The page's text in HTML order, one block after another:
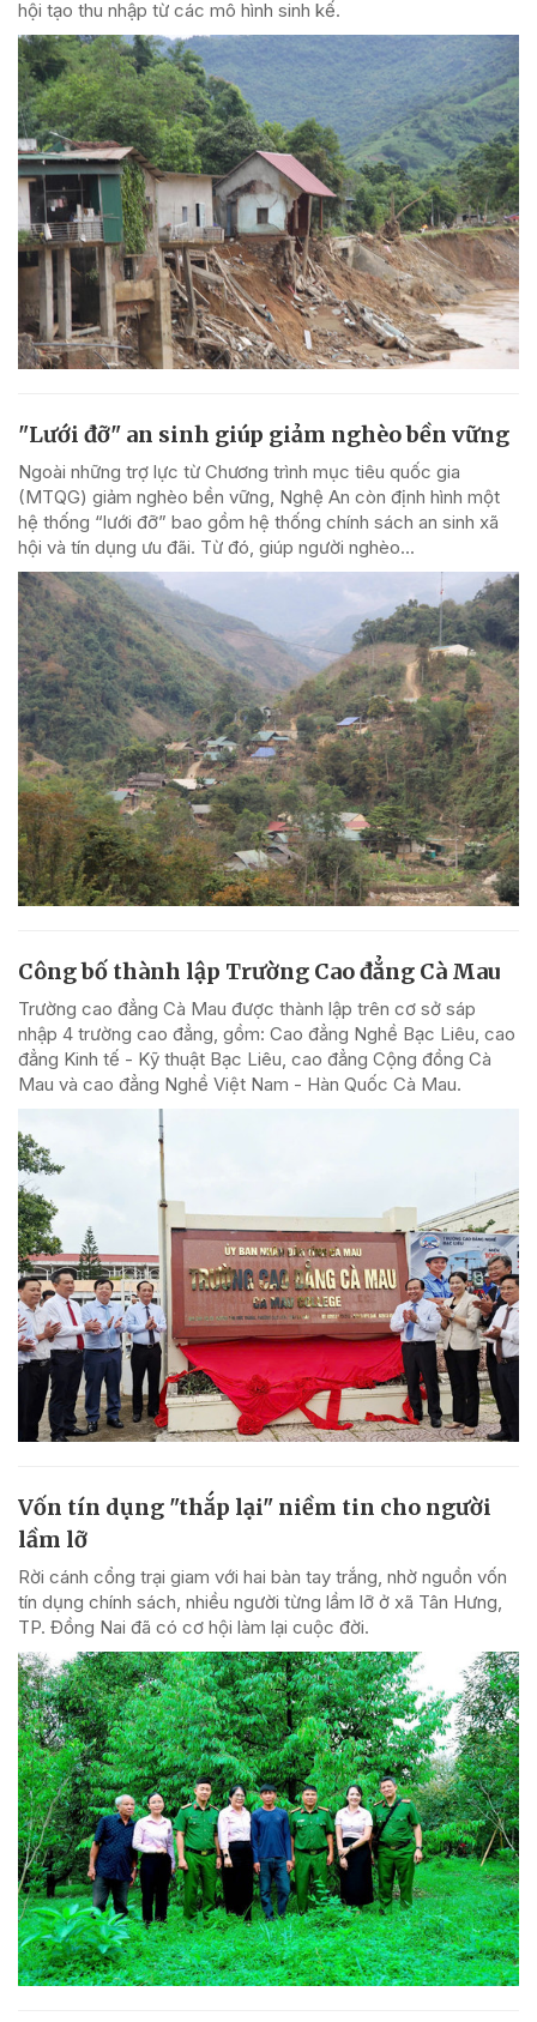
hội tạo thu nhập từ các mô hình sinh kế.
"Lưới đỡ" an sinh giúp giảm nghèo bền vững
Ngoài những trợ lực từ Chương trình mục tiêu quốc gia
(MTQG) giảm nghèo bền vững, Nghệ An còn định hình một
hệ thống “lưới đỡ” bao gồm hệ thống chính sách an sinh xã
hội và tín dụng ưu đãi. Từ đó, giúp người nghèo...
Công bố thành lập Trường Cao đẳng Cà Mau
Trường cao đẳng Cà Mau được thành lập trên cơ sở sáp
nhập 4 trường cao đẳng, gồm: Cao đẳng Nghề Bạc Liêu, cao
đẳng Kinh tế - Kỹ thuật Bạc Liêu, cao đẳng Cộng đồng Cà
Mau và cao đẳng Nghề Việt Nam - Hàn Quốc Cà Mau.
Vốn tín dụng "thắp lại" niềm tin cho người
lầm lỡ
Rời cánh cổng trại giam với hai bàn tay trắng, nhờ nguồn vốn
tín dụng chính sách, nhiều người từng lầm lỡ ở xã Tân Hưng,
TP. Đồng Nai đã có cơ hội làm lại cuộc đời.